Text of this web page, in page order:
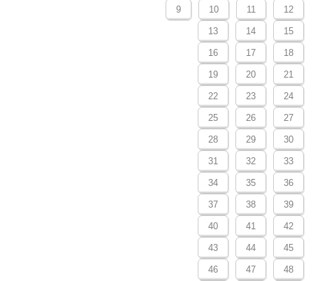
9 10 11 12
13 14 15
16 17 18
19 20 21
22 23 24
25 26 27
28 29 30
31 32 33
34 35 36
37 38 39
40 41 42
43 44 45
46 47 48